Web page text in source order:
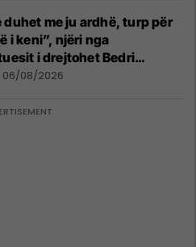
duhet me ju ardhë, turp për
i keni”, njëri nga
i drejtohet Bedri
06/08/2026